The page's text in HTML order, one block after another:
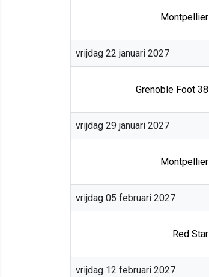
Montpellier
vrijdag 22 januari 2027
Grenoble Foot 38
vrijdag 29 januari 2027
Montpellier
vrijdag 05 februari 2027
Red Star
vrijdag 12 februari 2027